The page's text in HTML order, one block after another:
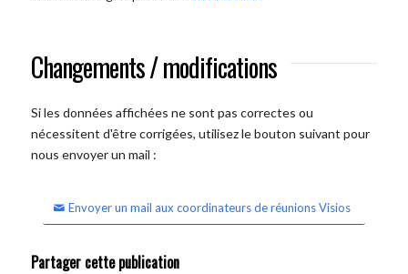
Changements / modifications
Si les données affichées ne sont pas correctes ou
nécessitent d'être corrigées, utilisez le bouton suivant pour
nous envoyer un mail :
Envoyer un mail aux coordinateurs de réunions Visios
Partager cette publication